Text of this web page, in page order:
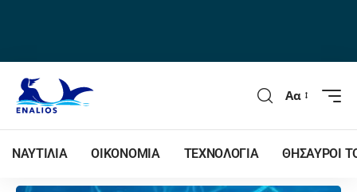
Αα
ΝΑΥΤΙΛΙΑ ΟΙΚΟΝΟΜΙΑ ΤΕΧΝΟΛΟΓΙΑ ΘΗΣΑΥΡΟΙ